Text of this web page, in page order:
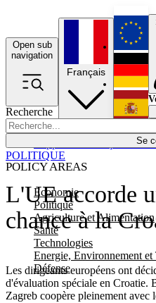
Open sub
navigation
Recherche
Se
POLICY AREAS
Economie
Politique
Agriculture et Alimentation
Santé
Technologies
Energie, Environnement et
Défense
Français
L'UE accorde
chance à la
Les dirigeants européens ont
d'évaluation spéciale en Croatie.
Zagreb coopère pleinement avec
POLITIQUE